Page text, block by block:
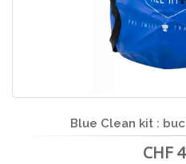
Blue Clean kit :
CHF